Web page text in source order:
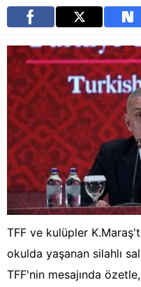
TFF ve kulüpler
okulda yaşanan silahlı
TFF'nin mesajında